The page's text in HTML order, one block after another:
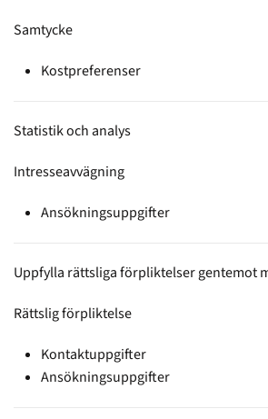
Samtycke
Kostpreferenser
Statistik och analys
Intresseavvägning
Ansökningsuppgifter
Uppfylla rättsliga förpliktelser gentemot
Rättslig förpliktelse
Kontaktuppgifter
Ansökningsuppgifter